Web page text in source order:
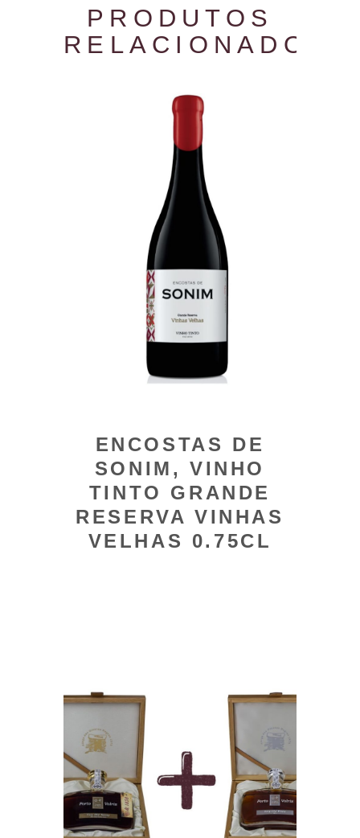
PRODUTOS
RELACIONADOS
ENCOSTAS DE
SONIM, VINHO
TINTO GRANDE
RESERVA VINHAS
VELHAS 0.75CL